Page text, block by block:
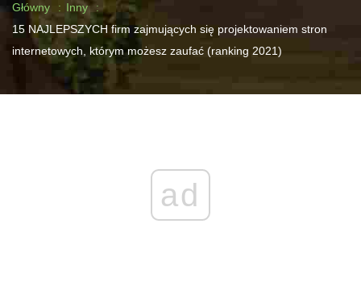
Główny
Inny
15 NAJLEPSZYCH firm zajmujących się projektowaniem stron
internetowych, którym możesz zaufać (ranking 2021)
ad